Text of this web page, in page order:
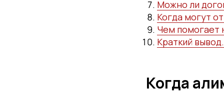
Можно ли
Когда могут
Чем помогает
Краткий вывод.
Когда